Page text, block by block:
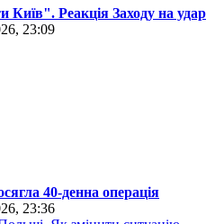
Київ". Реакція Заходу на удар
23:09
40-денна операція
23:36